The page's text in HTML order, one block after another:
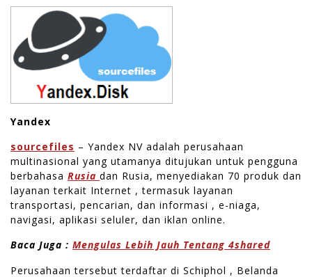
Yandex
sourcefiles – Yandex NV adalah perusahaan
multinasional yang utamanya ditujukan untuk pengguna
berbahasa Rusia dan Rusia, menyediakan 70 produk dan
layanan terkait Internet , termasuk layanan
transportasi, pencarian, dan informasi , e-niaga,
navigasi, aplikasi seluler, dan iklan online.
Baca Juga : Mengulas Lebih Jauh Tentang 4shared
Perusahaan tersebut terdaftar di Schiphol , Belanda